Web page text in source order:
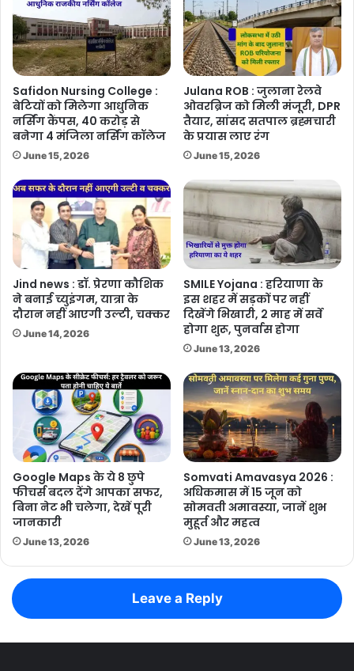
Safidon Nursing College :
बेटियों को मिलेगा आधुनिक
नर्सिंग कैंपस, 40 करोड़ से
बनेगा 4 मंजिला नर्सिंग कॉलेज
June 15, 2026
Julana ROB : जुलाना रेलवे
ओवरब्रिज को मिली मंजूरी, DPR
तैयार, सांसद सतपाल ब्रह्मचारी
के प्रयास लाए रंग
June 15, 2026
Jind news : डॉ. प्रेरणा कौशिक
ने बनाई च्युइंगम, यात्रा के
दौरान नहीं आएगी उल्टी, चक्कर
June 14, 2026
SMILE Yojana : हरियाणा के
इस शहर में सड़कों पर नहीं
दिखेंगे भिखारी, 2 माह में सर्वे
होगा शुरू, पुनर्वास होगा
June 13, 2026
Google Maps के ये 8 छुपे
फीचर्स बदल देंगे आपका सफर,
बिना नेट भी चलेगा, देखें पूरी
जानकारी
June 13, 2026
Somvati Amavasya 2026 :
अधिकमास में 15 जून को
सोमवती अमावस्या, जानें शुभ
मुहूर्त और महत्व
June 13, 2026
Leave a Reply